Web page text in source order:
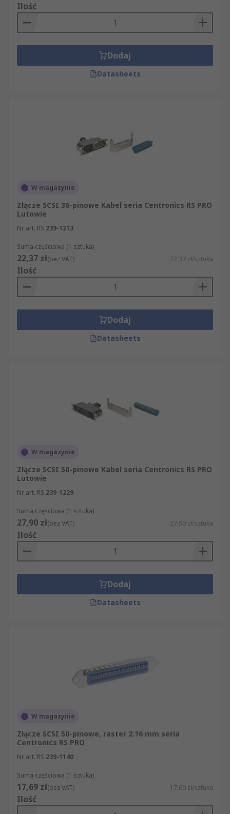
Ilość
Dodaj
Datasheets
W magazynie
Złącze SCSI 36-pinowe Kabel seria Centronics RS PRO
Lutowie
Nr art. RS 239-1213
Suma częściowa (1 sztuka)
22,37 zł(bez VAT) 22,37 zł/sztuka
Ilość
Dodaj
Datasheets
W magazynie
Złącze SCSI 50-pinowe Kabel seria Centronics RS PRO
Lutowie
Nr art. RS 239-1229
Suma częściowa (1 sztuka)
27,90 zł(bez VAT) 27,90 zł/sztuka
Ilość
Dodaj
Datasheets
W magazynie
Złącze SCSI 50-pinowe, raster 2.16 mm seria
Centronics RS PRO
Nr art. RS 239-1140
Suma częściowa (1 sztuka)
17,69 zł(bez VAT) 17,69 zł/sztuka
Ilość